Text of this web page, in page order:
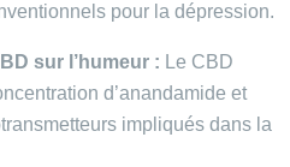
pour la dépression.
sur l’humeur : Le CBD
d’anandamide et
impliqués dans la